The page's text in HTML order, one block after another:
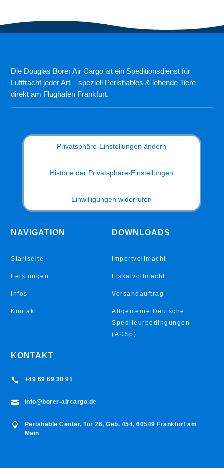
Die Douglas Borer Air Cargo ist ein Speditionsdienst für
Luftfracht jeder Art – speziell Perishables & lebende Tiere –
direkt am Flughafen Frankfurt.
Privatsphäre-Einstellungen ändern
Historie der Privatsphäre-Einstellungen
Einwilligungen widerrufen
NAVIGATION
Startseite
Leistungen
Infos
Kontakt
DOWNLOADS
Importvollmacht
Fiskalvollmacht
Versandauftrag
Allgemeine Deutsche
Spediteurbedingungen
(ADSp)
KONTAKT
 +49 69 69 38 91
 info@borer-aircargo.de

Perishable Center, Tor 26, Geb. 454, 60549 Frankfurt am
Main